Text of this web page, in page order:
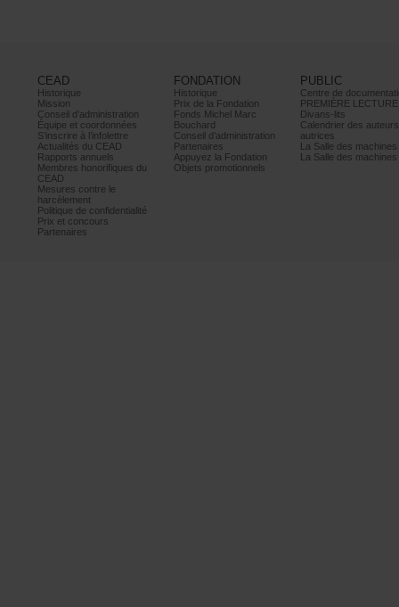
CEAD
Historique
Mission
Conseild’administration
Équipeetcoordonnées
S’inscrireàl’infolettre
ActualitésduCEAD
Rapportsannuels
Membreshonorifiquesdu
CEAD
Mesurescontrele
harcèlement
Politiquedeconfidentialité
Prixetconcours
Partenaires
FONDATION
Historique
PrixdelaFondation
FondsMichelMarc
Bouchard
Conseild’administration
Partenaires
AppuyezlaFondation
Objetspromotionnels
PUBLIC
PREMIÈRELECTURE
Divans-lits
autrices